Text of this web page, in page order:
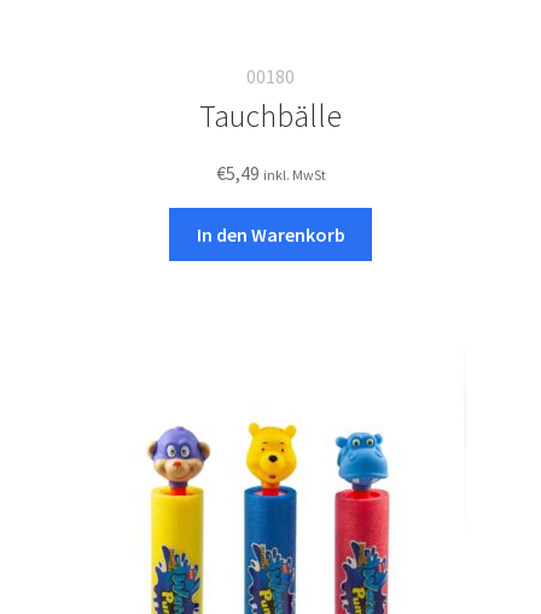
00180
Tauchbälle
€5,49 inkl. MwSt
In den Warenkorb